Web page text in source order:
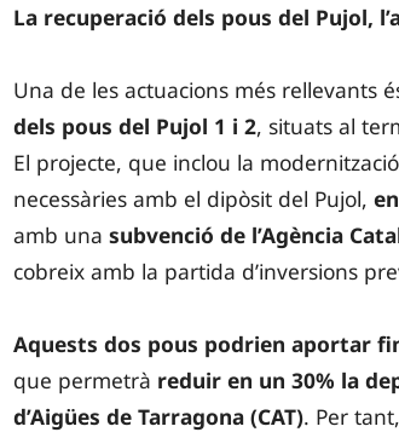
La recuperació dels pous del Pujol,
Una de les actuacions més rellevants
dels pous del Pujol 1 i 2, situats al
El projecte, que inclou la
necessàries amb el dipòsit del Pujol,
amb una subvenció de l’Agència
cobreix amb la partida d’inversions
Aquests dos pous podrien aportar
que permetrà reduir en un 30% la
d’Aigües de Tarragona (CAT). Per